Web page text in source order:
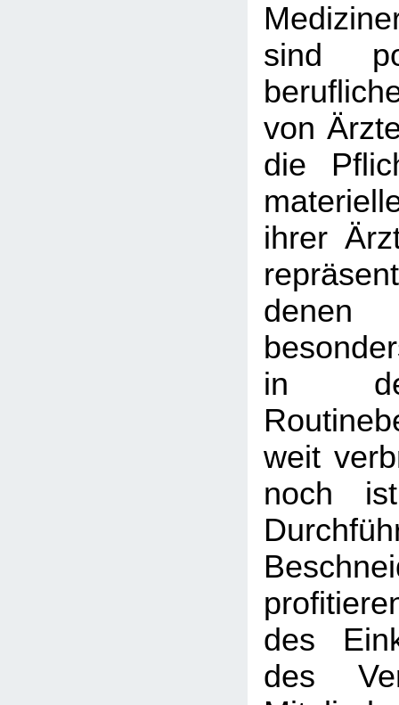
sind
von
die
ihrer
in
weit
noch
des
des